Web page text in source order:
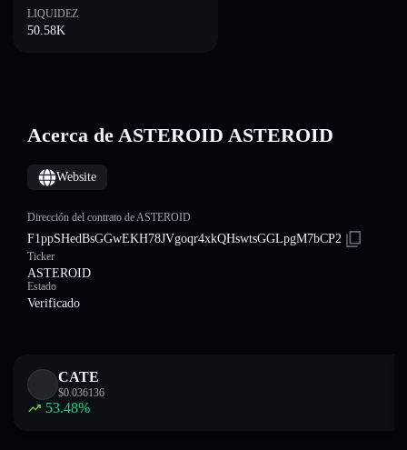
LIQUIDEZ
50.58K
Acerca de ASTEROID ASTEROID
Website
Dirección del contrato de ASTEROID
F1ppSHedBsGGwEKH78JVgoqr4xkQHswtsGGLpgM7bCP2
Ticker
ASTEROID
Estado
Verificado
CATE
$0.036136
53.48%